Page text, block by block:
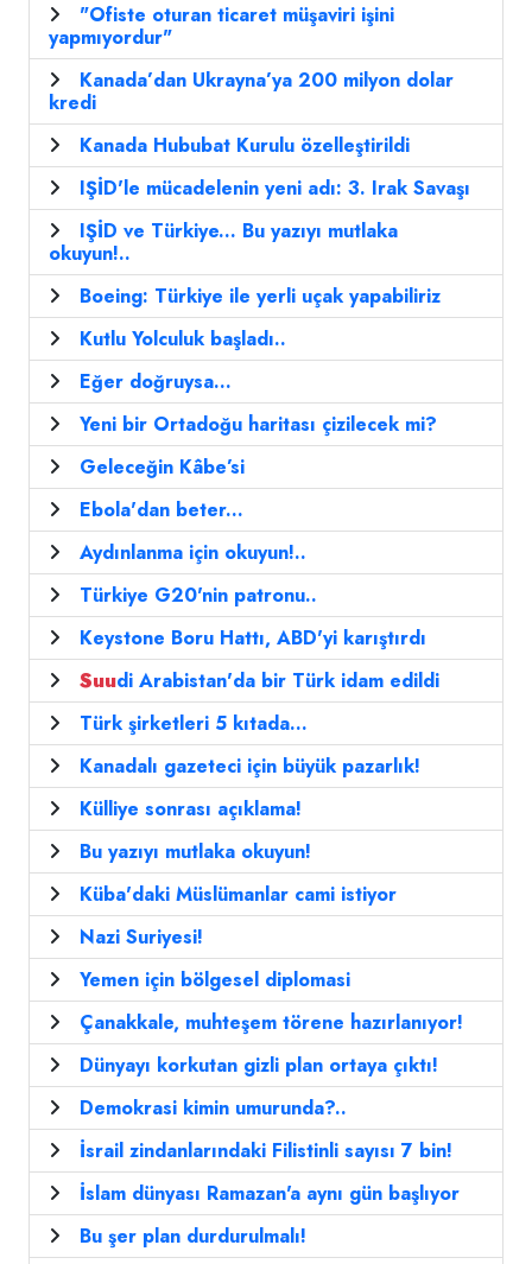
"Ofiste oturan ticaret müşaviri işini
yapmıyordur"
Kanada’dan Ukrayna’ya 200 milyon dolar
kredi
Kanada Hububat Kurulu özelleştirildi
IŞİD'le mücadelenin yeni adı: 3. Irak Savaşı
IŞİD ve Türkiye... Bu yazıyı mutlaka
okuyun!..
Boeing: Türkiye ile yerli uçak yapabiliriz
Kutlu Yolculuk başladı..
Eğer doğruysa...
Yeni bir Ortadoğu haritası çizilecek mi?
Geleceğin Kâbe’si
Ebola'dan beter...
Aydınlanma için okuyun!..
Türkiye G20'nin patronu..
Keystone Boru Hattı, ABD'yi karıştırdı
Suudi Arabistan'da bir Türk idam edildi
Türk şirketleri 5 kıtada...
Kanadalı gazeteci için büyük pazarlık!
Külliye sonrası açıklama!
Bu yazıyı mutlaka okuyun!
Küba'daki Müslümanlar cami istiyor
Nazi Suriyesi!
Yemen için bölgesel diplomasi
Çanakkale, muhteşem törene hazırlanıyor!
Dünyayı korkutan gizli plan ortaya çıktı!
Demokrasi kimin umurunda?..
İsrail zindanlarındaki Filistinli sayısı 7 bin!
İslam dünyası Ramazan'a aynı gün başlıyor
Bu şer plan durdurulmalı!